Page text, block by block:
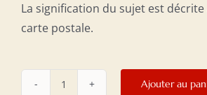
La signification du sujet est décrite
carte postale.
Ajouter au